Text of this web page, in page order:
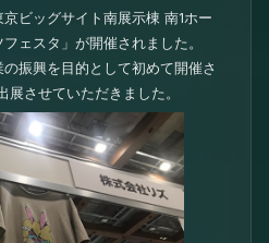
ビッグサイト南展示棟 南1ホー
フェスタ」が開催されました。
振興を目的として初めて開催さ
させていただきました。